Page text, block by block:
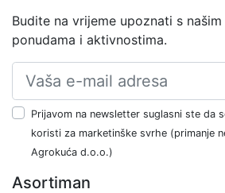
Budite na vrijeme upoznati s
ponudama i aktivnostima.
Prijavom na newsletter suglasni ste da
koristi za marketinške svrhe (primanje
Agrokuća d.o.o.)
Asortiman